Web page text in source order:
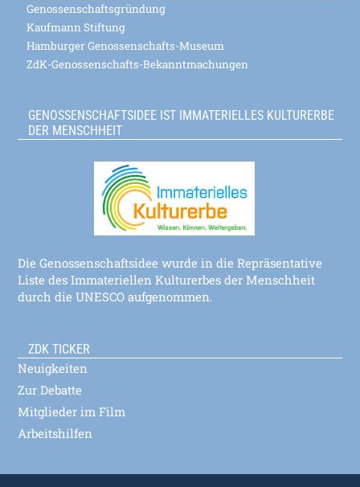
Genossenschaftsgründung
Kaufmann Stiftung
Hamburger Genossenschafts-Museum
ZdK-Genossenschafts-Bekanntmachungen
GENOSSENSCHAFTSIDEE IST IMMATERIELLES KULTURERBE
DER MENSCHHEIT
Die Genossenschaftsidee wurde in die Repräsentative
Liste des Immateriellen Kulturerbes der Menschheit
durch die UNESCO aufgenommen.
ZDK TICKER
Neuigkeiten
Zur Debatte
Mitglieder im Film
Arbeitshilfen